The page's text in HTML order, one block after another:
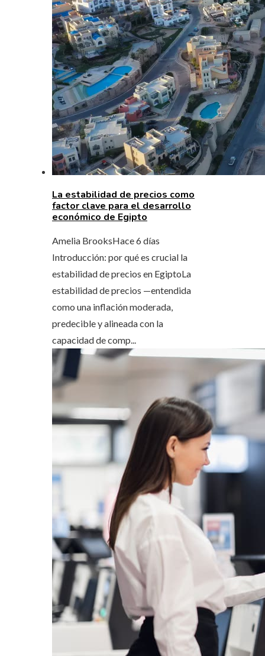
La estabilidad de precios como
factor clave para el desarrollo
económico de Egipto
Amelia BrooksHace 6 días
Introducción: por qué es crucial la
estabilidad de precios en EgiptoLa
estabilidad de precios —entendida
como una inflación moderada,
predecible y alineada con la
capacidad de comp...